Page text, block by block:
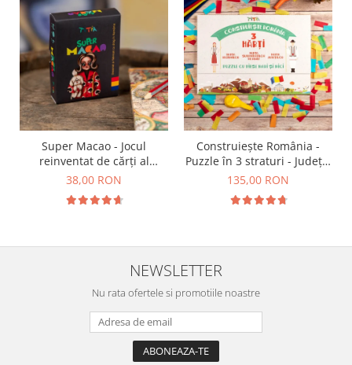
Super Macao - Jocul
reinventat de cărți al
copilăriei
38,00 RON
Construiește România -
Puzzle în 3 straturi - Județe,
Regiuni, Relief
135,00 RON
NEWSLETTER
Nu rata ofertele si promotiile noastre